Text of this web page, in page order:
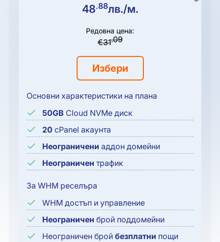
48.88лв./м.
Редовна цена:
€31.09
Избери
Основни характеристики на плана
50GB Cloud NVMe диск
20 cPanel акаунта
Неограничениаддон домейни
Неограничентрафик
За WHM реселъра
WHM достъп и управление
Неограничен брой поддомейни
Неограничен бройбезплатни пощи